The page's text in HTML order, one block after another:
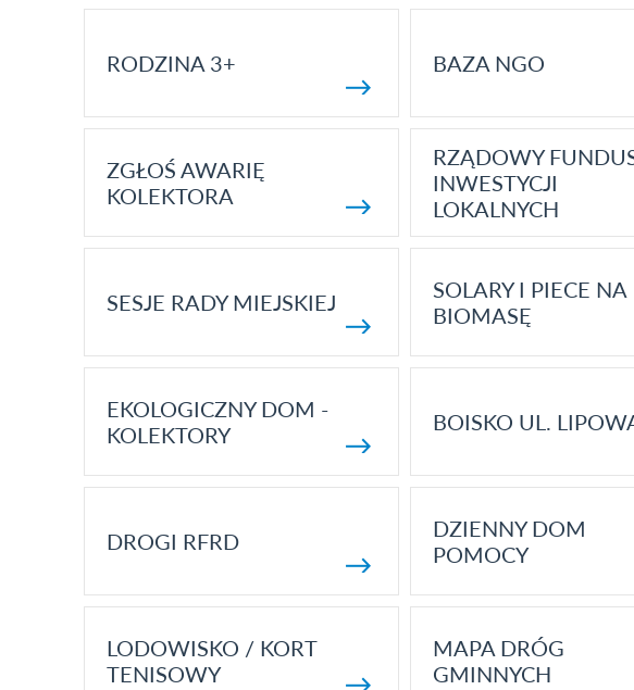
RODZINA 3+ BAZA NGO
ZGŁOŚ AWARIĘ
KOLEKTORA
RZĄDOWY
INWESTYCJI
LOKALNYCH
SESJE RADY MIEJSKIEJ
SOLARY I PIECE NA
BIOMASĘ
EKOLOGICZNY DOM -
KOLEKTORY
BOISKO UL.
DROGI RFRD
DZIENNY DOM
POMOCY
LODOWISKO / KORT
TENISOWY
MAPA DRÓG
GMINNYCH